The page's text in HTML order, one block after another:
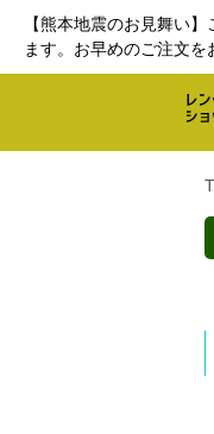
【熊本地震のお見舞い
ます。お早めのご注文を